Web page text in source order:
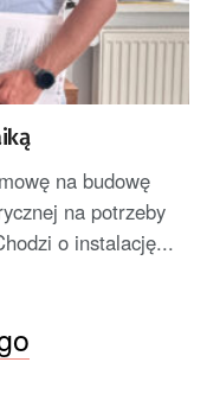
na budowę
na potrzeby
o instalację...